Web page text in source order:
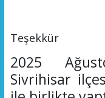
Teşekkür
2025
Sivrihisar